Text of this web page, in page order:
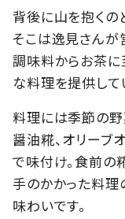
背後に山を抱くの
そこは逸見さんが
調味料からお茶に
な料理を提供して
料理には季節の野
醤油糀、オリーブ
で味付け。食前の
手のかかった料理
味わいです。